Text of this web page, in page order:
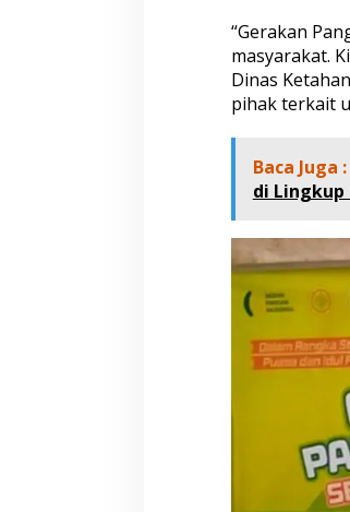
“Gerakan
masyarakat.
Dinas
pihak terkait
Baca Juga :
di Lingkup